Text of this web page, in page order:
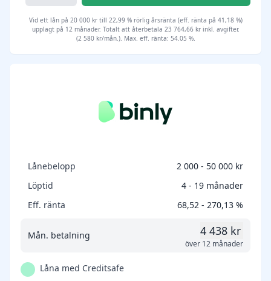
Vid ett lån på 20 000 kr till 22,99 % rörlig årsränta (eff. ränta på 41,18 %)
upplagt på 12 månader. Totalt att återbetala 23 764,66 kr inkl. avgifter.
(2 580 kr/mån.). Max. eff. ränta: 54.05 %.
Lånebelopp
2 000 - 50 000 kr
Löptid
4 - 19 månader
Eff. ränta
68,52 - 270,13 %
Mån. betalning 4 438 kr
över 12 månader
Låna med Creditsafe